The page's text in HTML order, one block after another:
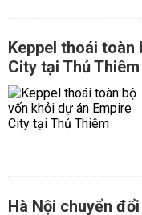
Keppel thoái toàn
City tại Thủ Thiêm
Hà Nội chuyển